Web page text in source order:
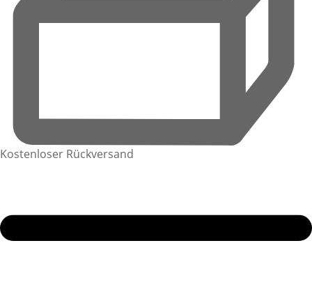
Kostenloser Rückversand